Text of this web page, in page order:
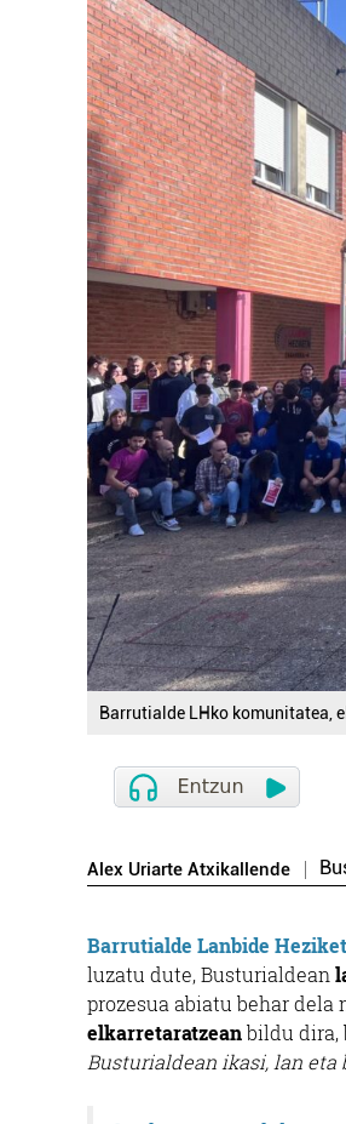
Barrutialde LHko komunitatea,
Alex Uriarte Atxikallende
Barrutialde Lanbide
luzatu dute, Busturialdean
prozesua abiatu behar
elkarretaratzeanbildu dira,
Busturialdean ikasi, lan eta